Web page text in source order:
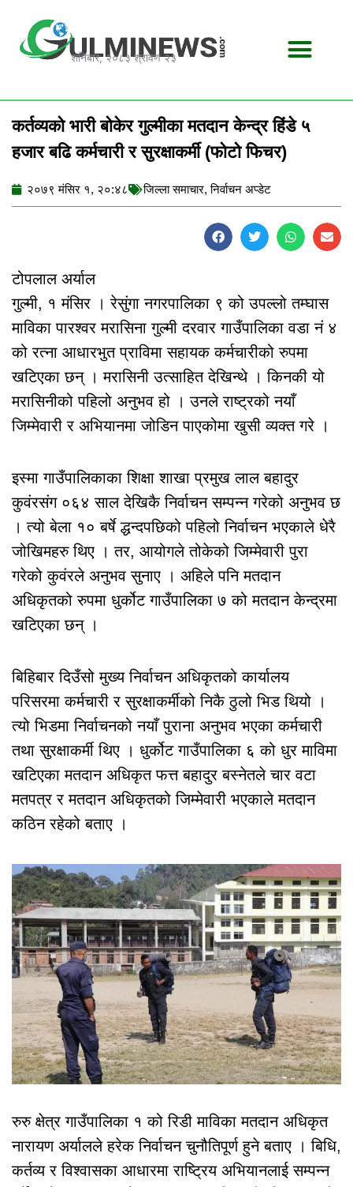
content
शनिबार, २०८३ श्रावण २३
कर्तव्यको भारी बोकेर गुल्मीका मतदान केन्द्र हिंडे ५
हजार बढि कर्मचारी र सुरक्षाकर्मी (फोटो फिचर)
२०७९ मंसिर १, २०:४८ जिल्ला समाचार,निर्वाचन अप्डेट
टोपलाल अर्याल
गुल्मी, १ मंसिर । रेसुंगा नगरपालिका ९ को उपल्लो तम्घास
माविका पारश्वर मरासिना गुल्मी दरवार गाउँपालिका वडा नं ४
को रत्ना आधारभुत प्राविमा सहायक कर्मचारीको रुपमा
खटिएका छन् । मरासिनी उत्साहित देखिन्थे । किनकी यो
मरासिनीको पहिलो अनुभव हो । उनले राष्ट्रको नयाँ
जिम्मेवारी र अभियानमा जोडिन पाएकोमा खुसी व्यक्त गरे ।
इस्मा गाउँपालिकाका शिक्षा शाखा प्रमुख लाल बहादुर
कुवंरसंग ०६४ साल देखिकै निर्वाचन सम्पन्न गरेको अनुभव छ
। त्यो बेला १० बर्षे द्धन्दपछिको पहिलो निर्वाचन भएकाले धेरै
जोखिमहरु थिए । तर, आयोगले तोकेको जिम्मेवारी पुरा
गरेको कुवंरले अनुभव सुनाए । अहिले पनि मतदान
अधिकृतको रुपमा धुर्कोट गाउँपालिका ७ को मतदान केन्द्रमा
खटिएका छन् ।
बिहिबार दिउँसो मुख्य निर्वाचन अधिकृतको कार्यालय
परिसरमा कर्मचारी र सुरक्षाकर्मीको निकै ठुलो भिड थियो ।
त्यो भिडमा निर्वाचनको नयाँ पुराना अनुभव भएका कर्मचारी
तथा सुरक्षाकर्मी थिए । धुर्कोट गाउँपालिका ६ को धुर माविमा
खटिएका मतदान अधिकृत फत्त बहादुर बस्नेतले चार वटा
मतपत्र र मतदान अधिकृतको जिम्मेवारी भएकाले मतदान
कठिन रहेको बताए ।
रुरु क्षेत्र गाउँपालिका १ को रिडी माविका मतदान अधिकृत
नारायण अर्यालले हरेक निर्वाचन चुनौतिपूर्ण हुने बताए । बिधि,
कर्तव्य र विश्वासका आधारमा राष्ट्रिय अभियानलाई सम्पन्न